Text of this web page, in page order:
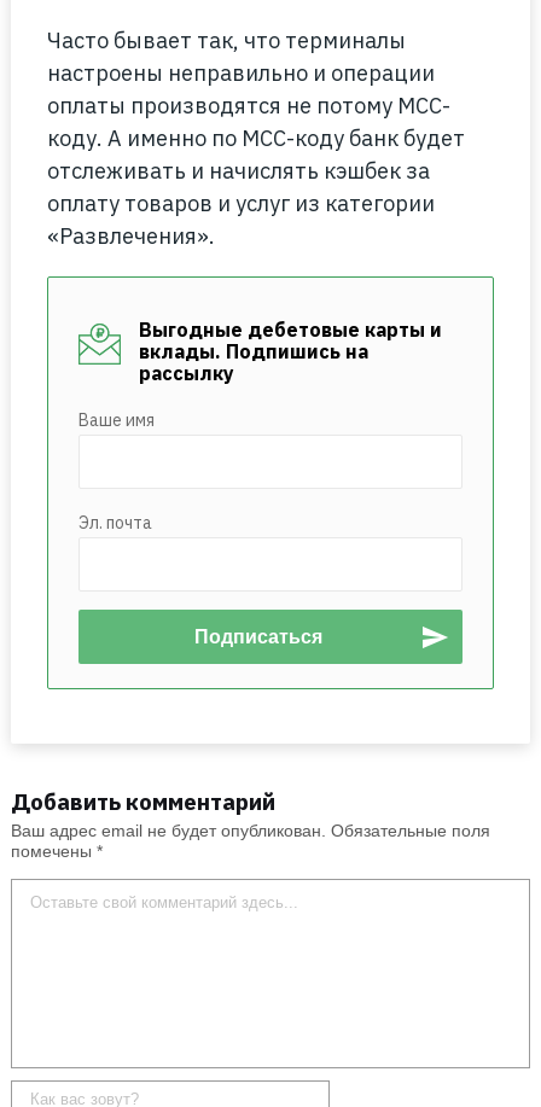
Часто бывает так, что терминалы
настроены неправильно и операции
оплаты производятся не потому МСС-
коду. А именно по МСС-коду банк будет
отслеживать и начислять кэшбек за
оплату товаров и услуг из категории
«Развлечения».
Выгодные дебетовые карты и
вклады. Подпишись на
рассылку
Ваше имя
Эл. почта
Добавить комментарий
Ваш адрес email не будет опубликован. Обязательные поля
помечены *